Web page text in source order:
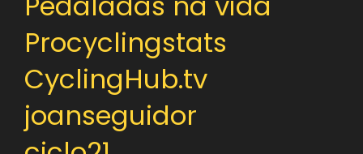
Procyclingstats
CyclingHub.tv
joanseguidor